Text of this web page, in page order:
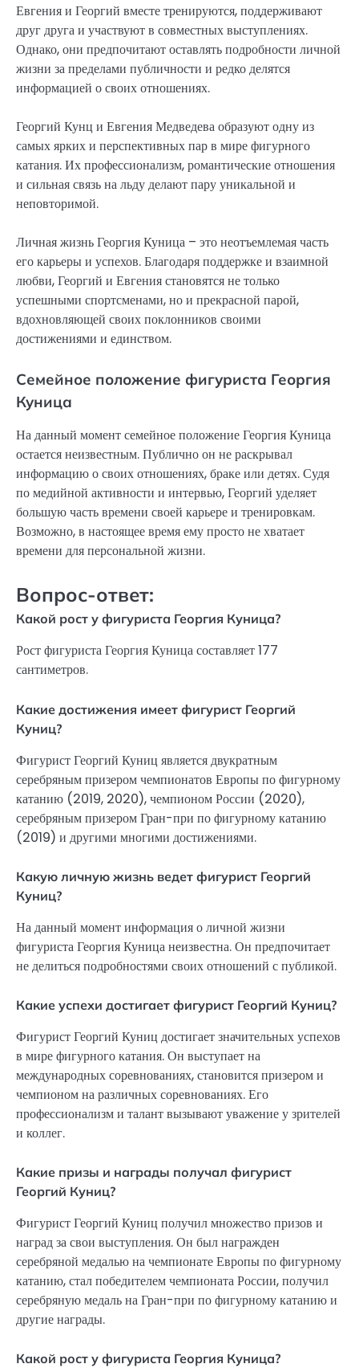
Евгения и Георгий вместе тренируются, поддерживают
друг друга и участвуют в совместных выступлениях.
Однако, они предпочитают оставлять подробности личной
жизни за пределами публичности и редко делятся
информацией о своих отношениях.
Георгий Кунц и Евгения Медведева образуют одну из
самых ярких и перспективных пар в мире фигурного
катания. Их профессионализм, романтические отношения
и сильная связь на льду делают пару уникальной и
неповторимой.
Личная жизнь Георгия Куница – это неотъемлемая часть
его карьеры и успехов. Благодаря поддержке и взаимной
любви, Георгий и Евгения становятся не только
успешными спортсменами, но и прекрасной парой,
вдохновляющей своих поклонников своими
достижениями и единством.
Семейное положение фигуриста Георгия
Куница
На данный момент семейное положение Георгия Куница
остается неизвестным. Публично он не раскрывал
информацию о своих отношениях, браке или детях. Судя
по медийной активности и интервью, Георгий уделяет
большую часть времени своей карьере и тренировкам.
Возможно, в настоящее время ему просто не хватает
времени для персональной жизни.
Вопрос-ответ:
Какой рост у фигуриста Георгия Куница?
Рост фигуриста Георгия Куница составляет 177
сантиметров.
Какие достижения имеет фигурист Георгий
Куниц?
Фигурист Георгий Куниц является двукратным
серебряным призером чемпионатов Европы по фигурному
катанию (2019, 2020), чемпионом России (2020),
серебряным призером Гран-при по фигурному катанию
(2019) и другими многими достижениями.
Какую личную жизнь ведет фигурист Георгий
Куниц?
На данный момент информация о личной жизни
фигуриста Георгия Куница неизвестна. Он предпочитает
не делиться подробностями своих отношений с публикой.
Какие успехи достигает фигурист Георгий Куниц?
Фигурист Георгий Куниц достигает значительных успехов
в мире фигурного катания. Он выступает на
международных соревнованиях, становится призером и
чемпионом на различных соревнованиях. Его
профессионализм и талант вызывают уважение у зрителей
и коллег.
Какие призы и награды получал фигурист
Георгий Куниц?
Фигурист Георгий Куниц получил множество призов и
наград за свои выступления. Он был награжден
серебряной медалью на чемпионате Европы по фигурному
катанию, стал победителем чемпионата России, получил
серебряную медаль на Гран-при по фигурному катанию и
другие награды.
Какой рост у фигуриста Георгия Куница?